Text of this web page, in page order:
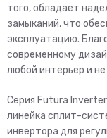
того, обладает
замыканий, что
эксплуатацию.
современному
любой интерьер и
Серия Futura
линейка сплит-
инвертора для